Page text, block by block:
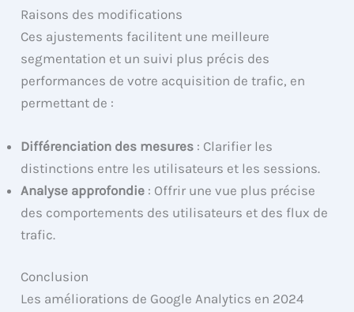
Raisons des modifications
Ces ajustements facilitent une meilleure
segmentation et un suivi plus précis des
performances de votre acquisition de trafic, en
permettant de :
Différenciation des mesures : Clarifier les
distinctions entre les utilisateurs et les sessions.
Analyse approfondie : Offrir une vue plus précise
des comportements des utilisateurs et des flux de
trafic.
Conclusion
Les améliorations de Google Analytics en 2024